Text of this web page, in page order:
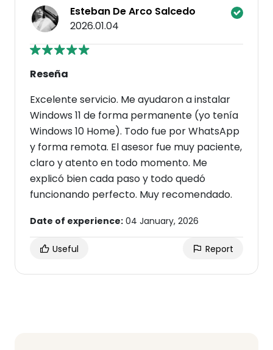
Esteban De Arco Salcedo
2026.01.04
Reseña
Excelente servicio. Me ayudaron a instalar
Windows 11 de forma permanente (yo tenía
Windows 10 Home). Todo fue por WhatsApp
y forma remota. El asesor fue muy paciente,
claro y atento en todo momento. Me
explicó bien cada paso y todo quedó
funcionando perfecto. Muy recomendado.
Date of experience: 04 January, 2026
Useful Report